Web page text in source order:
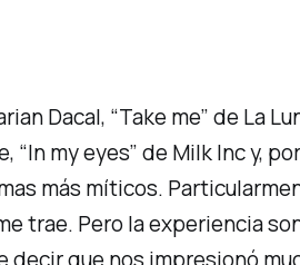
Dacal, “Take me” de La
“In my eyes” de Milk Inc y,
más míticos.
trae. Pero la experiencia